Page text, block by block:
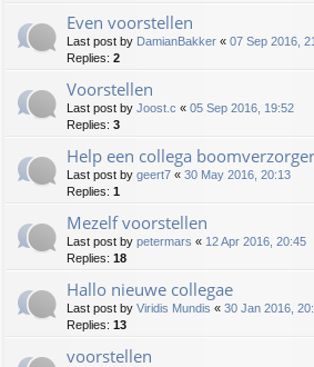
Even voorstellen
Last post by DamianBakker « 07 Sep 2016,
Replies: 2
Voorstellen
Last post by Joost.c « 05 Sep 2016, 19:52
Replies: 3
Help een collega boomverzorger
Last post by geert7 « 30 May 2016, 20:13
Replies: 1
Mezelf voorstellen
Last post by petermars « 12 Apr 2016, 20:45
Replies: 18
Hallo nieuwe collegae
Last post by Viridis Mundis « 30 Jan 2016,
Replies: 13
voorstellen